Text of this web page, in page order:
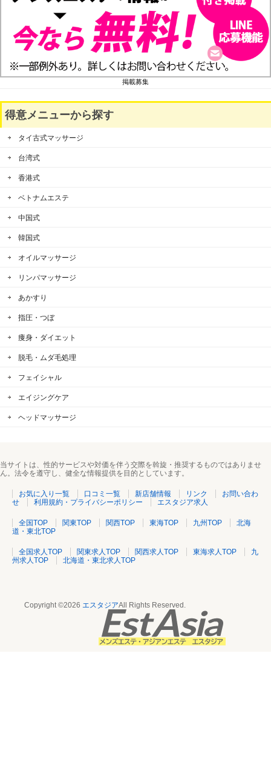
掲載募集
得意メニューから探す
タイ古式マッサージ
台湾式
香港式
ベトナムエステ
中国式
韓国式
オイルマッサージ
リンパマッサージ
あかすり
指圧・つぼ
痩身・ダイエット
脱毛・ムダ毛処理
フェイシャル
エイジングケア
ヘッドマッサージ
当サイトは、性的サービスや対価を伴う交際を斡旋・推奨するものではありませ
ん。法令を遵守し、健全な情報提供を目的としています。
お気に入り一覧 口コミ一覧 新店舗情報 リンク
お問い合わ
せ
利用規約・プライバシーポリシー エスタジア求人
全国TOP 関東TOP 関西TOP 東海TOP 九州TOP
北海
道・東北TOP
全国求人TOP 関東求人TOP 関西求人TOP 東海求人TOP
九
州求人TOP
北海道・東北求人TOP
Copyright ©2026 エスタジアAll Rights Reserved.